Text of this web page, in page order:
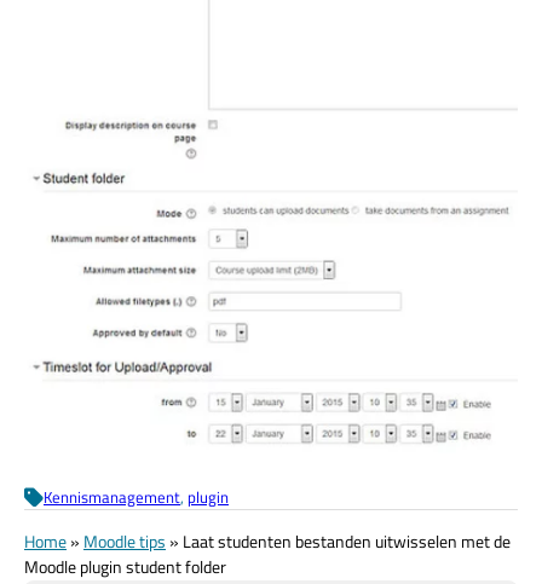
Kennismanagement, plugin
Home» Moodle tips » Laat studenten bestanden uitwisselen met de
Moodle plugin student folder